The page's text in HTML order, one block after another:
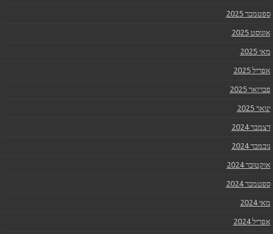
ספטמבר 2025
אוגוסט 2025
מאי 2025
אפריל 2025
פברואר 2025
ינואר 2025
דצמבר 2024
נובמבר 2024
אוקטובר 2024
ספטמבר 2024
מאי 2024
אפריל 2024